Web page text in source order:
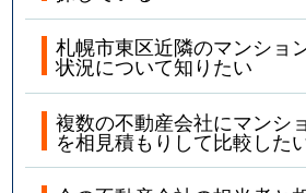
札幌市東区近隣のマンショ
状況について知りたい
複数の不動産会社にマンシ
を相見積もりして比較した